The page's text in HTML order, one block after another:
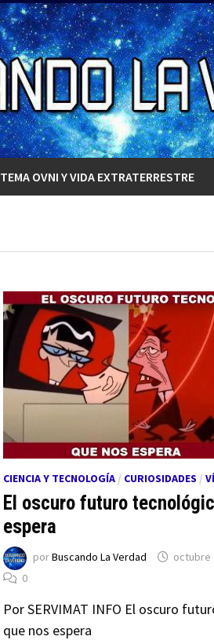
TEMA OVNI Y VIDA EXTRATERRESTRE
CIENCIA Y TECNOLOGÍA / CURIOSIDADES /
El oscuro futuro
espera
porBuscando La Verdad
octubre
0
Por SERVIMAT INFO El oscuro
que nos espera